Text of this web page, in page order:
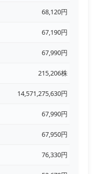
68,120円
67,190円
67,990円
215,206株
14,571,275,630円
67,990円
67,950円
76,330円